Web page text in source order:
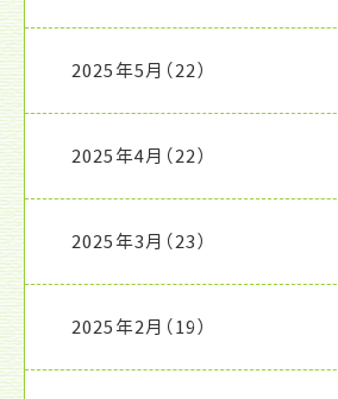
2025年5月 （22）
2025年4月 （22）
2025年3月 （23）
2025年2月 （19）